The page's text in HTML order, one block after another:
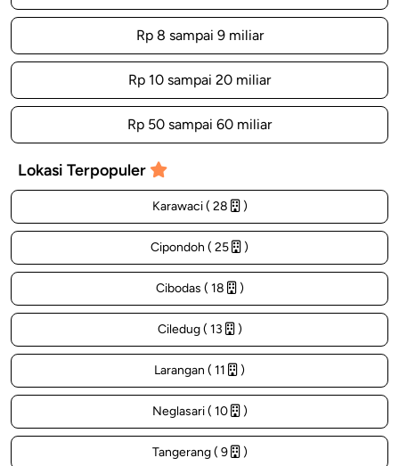
Rp 8 sampai 9 miliar
Rp 10 sampai 20 miliar
Rp 50 sampai 60 miliar
Lokasi Terpopuler
Karawaci ( 28 )
Cipondoh ( 25 )
Cibodas ( 18 )
Ciledug ( 13 )
Larangan ( 11 )
Neglasari ( 10 )
Tangerang ( 9 )